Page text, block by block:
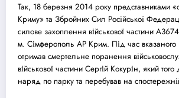
Так, 18 березня 2014 року представниками
Криму» та Збройних Сил Російської
силове захоплення військової частини
м. Сімферополь АР Крим. Під час вказаного
отримав смертельне поранення
військової частини Сергій Кокурін, який
наряд по парку та перебував на